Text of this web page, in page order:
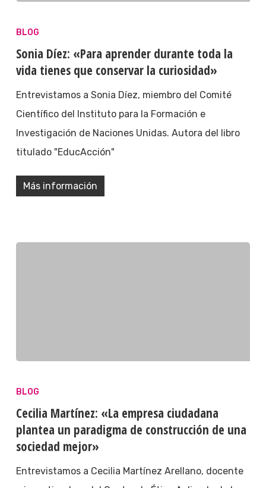
BLOG
Sonia Díez: «Para aprender durante toda la
vida tienes que conservar la curiosidad»
Entrevistamos a Sonia Díez, miembro del Comité
Científico del Instituto para la Formación e
Investigación de Naciones Unidas. Autora del libro
titulado "EducAcción"
Más información
BLOG
Cecilia Martínez: «La empresa ciudadana
plantea un paradigma de construcción de una
sociedad mejor»
Entrevistamos a Cecilia Martínez Arellano, docente